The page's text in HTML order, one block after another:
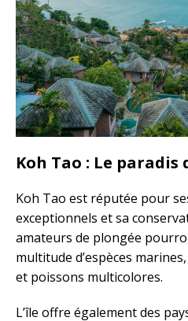
Koh Tao : Le paradis
Koh Tao est réputée pour
exceptionnels et sa
amateurs de plongée
multitude d’espèces
et poissons multicolores.
L’île offre également des